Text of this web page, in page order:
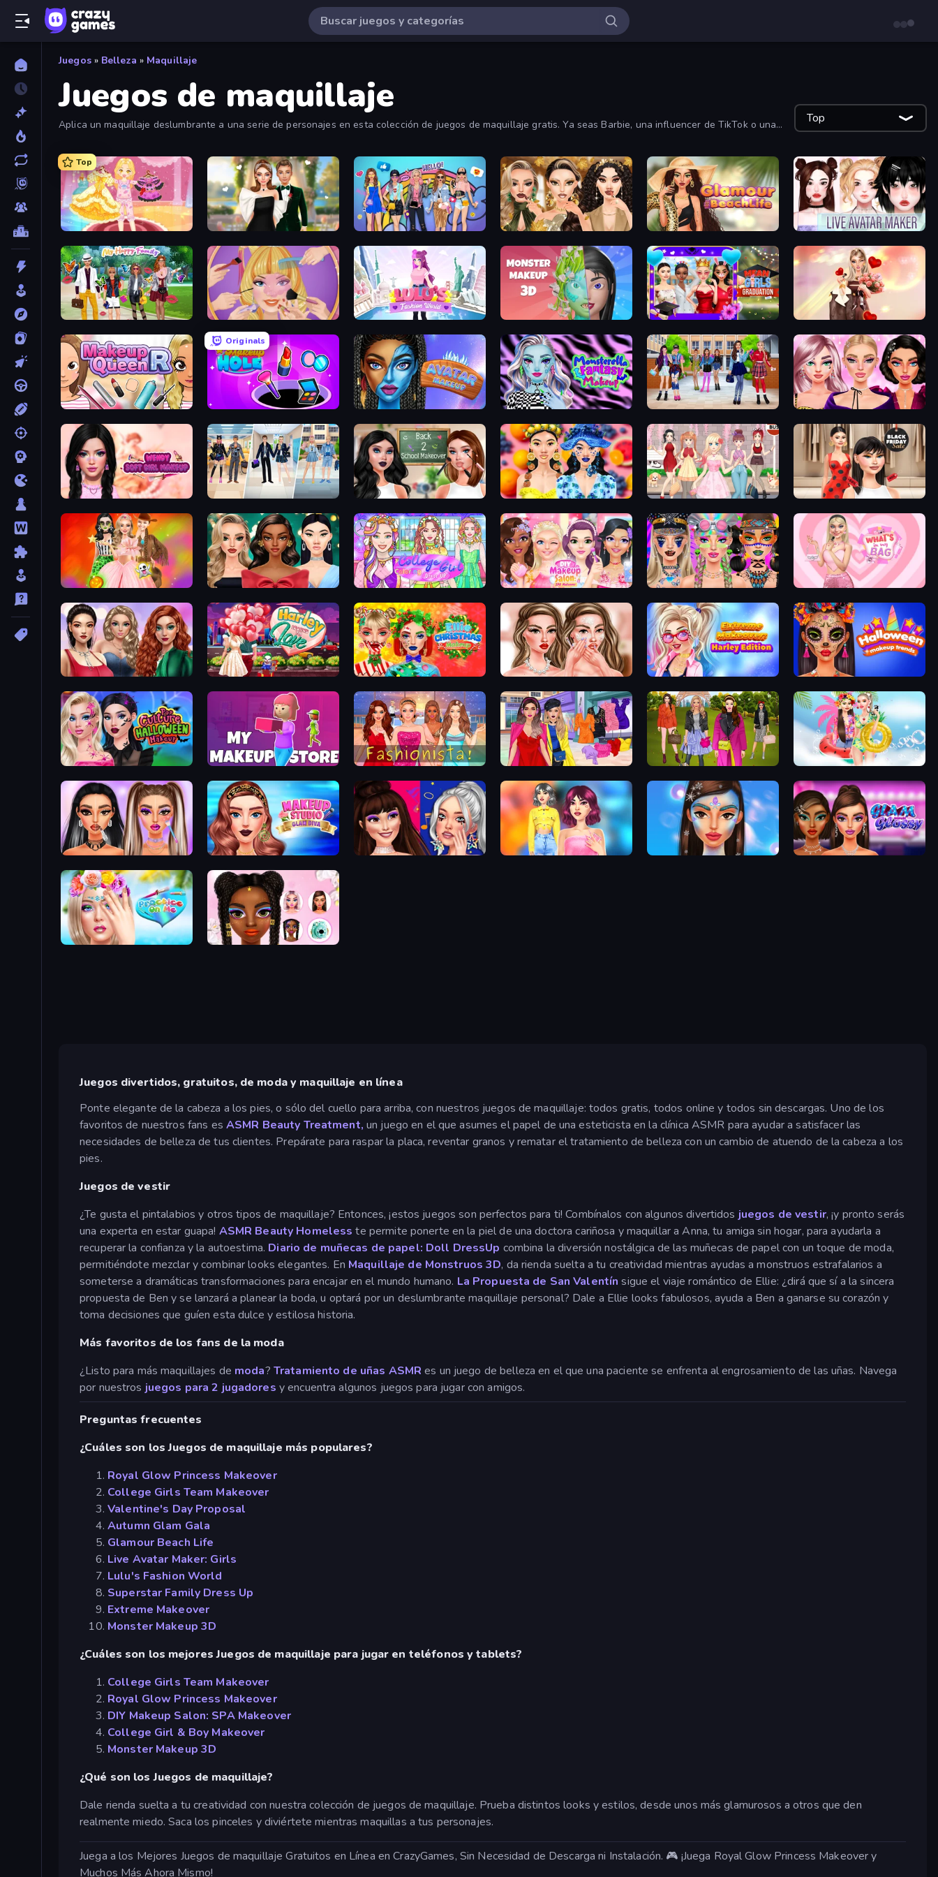
Juegos » Belleza » Maquillaje
Juegos de maquillaje
Aplica un maquillaje deslumbrante a una serie de personajes en esta colección de juegos de maquillaje gratis. Ya seas Barbie, una influencer de TikTok o una
Top
Top
Royal Glow Princess Makeover Valentine's Day Proposal College Girls Team Makeover Autumn Glam Gala Glamour Beach Life Live Avatar Maker: Girls
Superstar Family Dress Up Extreme Makeover Lulu's Fashion World Monster Makeup 3D Mean Girls Graduation Day GRWM Date Night
Make Up Queen R
Originals
Make Up Hole Avatar Make Up Monsterella Fantasy Makeup High School BFFs: Girls Team New Year Makeup Trends
Wendy Soft Girl Makeup College Girl & Boy Makeover Back 2 School Makeover Sweet And Fruity Makeup Anime Girls Dress Up Games Shopaholic Black Friday
Iconic Halloween Costumes New Year's Eve Makeup College Girl Coloring Dress Up DIY Makeup Salon: SPA Makeover Festival Vibes Makeup What's In My Bag
Colored Denim Trends Harley Learns To Love Ellie Christmas Makeup Skinfluencer Beauty Routine Extreme Makeover: Harley Edition Halloween Makeup Trends
Pop Culture Halloween Makeup My Makeup Store Fashionista Makeup & Dress Up Billionaire Wife Dress Up Fashion Trip Ibiza Foam Party
Makeup Trends: Then and Now Makeup Studio Glam Diva Teenage Celebrity Rivalry Light Academia Fashion Winterella Glam And Glossy
Practice on Me Floral Trends Fashion
Juegos divertidos, gratuitos, de moda y maquillaje en línea
Ponte elegante de la cabeza a los pies, o sólo del cuello para arriba, con nuestros juegos de maquillaje: todos gratis, todos online y todos sin descargas. Uno de los
favoritos de nuestros fans es ASMR Beauty Treatment, un juego en el que asumes el papel de una esteticista en la clínica ASMR para ayudar a satisfacer las
necesidades de belleza de tus clientes. Prepárate para raspar la placa, reventar granos y rematar el tratamiento de belleza con un cambio de atuendo de la cabeza a los
pies.
Juegos de vestir
¿Te gusta el pintalabios y otros tipos de maquillaje? Entonces, ¡estos juegos son perfectos para ti! Combínalos con algunos divertidos juegos de vestir, ¡y pronto serás
una experta en estar guapa! ASMR Beauty Homeless te permite ponerte en la piel de una doctora cariñosa y maquillar a Anna, tu amiga sin hogar, para ayudarla a
recuperar la confianza y la autoestima. Diario de muñecas de papel: Doll DressUp combina la diversión nostálgica de las muñecas de papel con un toque de moda,
permitiéndote mezclar y combinar looks elegantes. En Maquillaje de Monstruos 3D, da rienda suelta a tu creatividad mientras ayudas a monstruos estrafalarios a
someterse a dramáticas transformaciones para encajar en el mundo humano. La Propuesta de San Valentín sigue el viaje romántico de Ellie: ¿dirá que sí a la sincera
propuesta de Ben y se lanzará a planear la boda, u optará por un deslumbrante maquillaje personal? Dale a Ellie looks fabulosos, ayuda a Ben a ganarse su corazón y
toma decisiones que guíen esta dulce y estilosa historia.
Más favoritos de los fans de la moda
¿Listo para más maquillajes de moda? Tratamiento de uñas ASMR es un juego de belleza en el que una paciente se enfrenta al engrosamiento de las uñas. Navega
por nuestros juegos para 2 jugadores y encuentra algunos juegos para jugar con amigos.
Preguntas frecuentes
¿Cuáles son los Juegos de maquillaje más populares?
Royal Glow Princess Makeover
College Girls Team Makeover
Valentine's Day Proposal
Autumn Glam Gala
Glamour Beach Life
Live Avatar Maker: Girls
Lulu's Fashion World
Superstar Family Dress Up
Extreme Makeover
Monster Makeup 3D
¿Cuáles son los mejores Juegos de maquillaje para jugar en teléfonos y tablets?
College Girls Team Makeover
Royal Glow Princess Makeover
DIY Makeup Salon: SPA Makeover
College Girl & Boy Makeover
Monster Makeup 3D
¿Qué son los Juegos de maquillaje?
Dale rienda suelta a tu creatividad con nuestra colección de juegos de maquillaje. Prueba distintos looks y estilos, desde unos más glamurosos a otros que den
realmente miedo. Saca los pinceles y diviértete mientras maquillas a tus personajes.
Juega a los Mejores Juegos de maquillaje Gratuitos en Línea en CrazyGames, Sin Necesidad de Descarga ni Instalación. 🎮 ¡Juega Royal Glow Princess Makeover y
Muchos Más Ahora Mismo!